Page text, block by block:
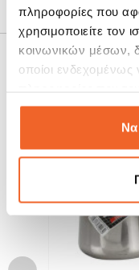
πληροφορίες που
χρησιμοποιείτε τον
κοινωνικών μέσων,
οποίοι
έχουν συλλέξει σε
των υπηρεσιών τους.
Να
3. Μαγειρεύετε σε
Χωρητικότητα: 800ml
Πολιτική